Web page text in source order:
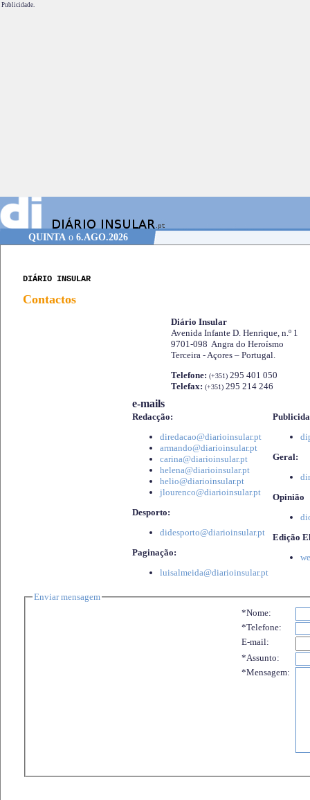
Publicidade.
QUINTAo 6.AGO.2026
DIÁRIO INSULAR
Contactos
Diário Insular
Avenida Infante D. Henrique, n.º 1
9701-098 Angra do Heroísmo
Terceira - Açores – Portugal.
Telefone: (+351) 295 401 050
Telefax: (+351) 295 214 246
e-mails
Redacção:
diredacao@diarioinsular.pt
armando@diarioinsular.pt
carina@diarioinsular.pt
helena@diarioinsular.pt
helio@diarioinsular.pt
jlourenco@diarioinsular.pt
Desporto:
didesporto@diarioinsular.pt
Paginação:
luisalmeida@diarioinsular.pt
Geral:
Opinião
Edição
Enviar mensagem
*Nome:
*Telefone:
E-mail:
*Assunto:
*Mensagem: